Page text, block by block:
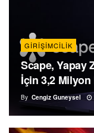
GIRIŞIMCILIK
Scape, Yapay
İçin 3,2 Milyon
By Cengiz Guneysel